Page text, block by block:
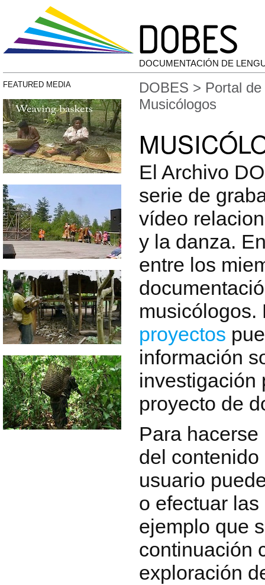
DOCUMENTACIÓN DE
FEATURED MEDIA DOBES > Portal
Musicólogos
El Archivo
serie de
vídeo
y la danza.
entre los
proyectos
información
investigación
proyecto de
Para
del
usuario
o efectuar
ejemplo que
continuación
exploración